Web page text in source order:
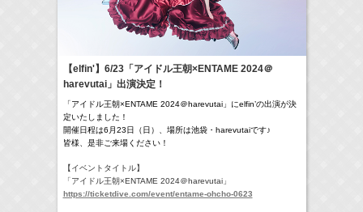
【elfin'】6/23「アイドル王朝×ENTAME 2024＠
harevutai」出演決定！
「アイドル王朝×ENTAME 2024＠harevutai」にelfin’の出演が決
定いた しました！
開催日程は6月23日（日）、場所は池袋・harevutaiです♪
皆様、是非ご来場ください！
【イベントタイトル】
「アイドル王朝×ENTAME 2024＠harevutai」
https://ticketdive.com/event/entame-ohcho-0623